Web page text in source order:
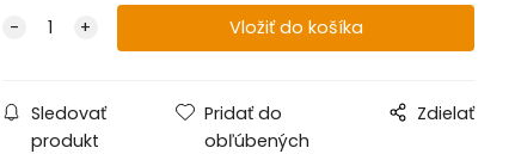
Sledovať
produkt
Pridať do
obľúbených
Zdielať